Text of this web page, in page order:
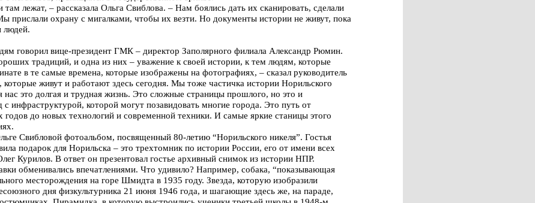
лежат, – рассказала Ольга Свиблова. – Нам боялись дать их сканировать, сделали
прислали охрану с мигалками, чтобы их везти. Но документы истории не живут, пока
людей.
говорил вице-президент ГМК – директор Заполярного филиала Александр Рюмин.
традиций, и одна из них – уважение к своей истории, к тем людям, которые
в те самые времена, которые изображены на фотографиях, – сказал руководитель
живут и работают здесь сегодня. Мы тоже частичка истории Норильского
нас это долгая и трудная жизнь. Это сложные страницы прошлого, но это и
инфраструктурой, которой могут позавидовать многие города. Это путь от
годов до новых технологий и современной техники. И самые яркие станицы этого
Свибловой фотоальбом, посвященный 80-летию “Норильского никеля”. Гостья
подарок для Норильска – это трехтомник по истории России, его от имени всех
Курилов. В ответ он презентовал гостье архивный снимок из истории НПР.
обменивались впечатлениями. Что удивило? Например, собака, “показывающая
месторождения на горе Шмидта в 1935 году. Звезда, которую изобразили
дня физкультурника 21 июня 1946 года, и шагающие здесь же, на параде,